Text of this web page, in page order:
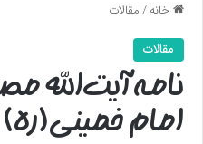
خانه/مقالات
مقالات
نامه آیت‌الله
امام‌ خمینی(ره)